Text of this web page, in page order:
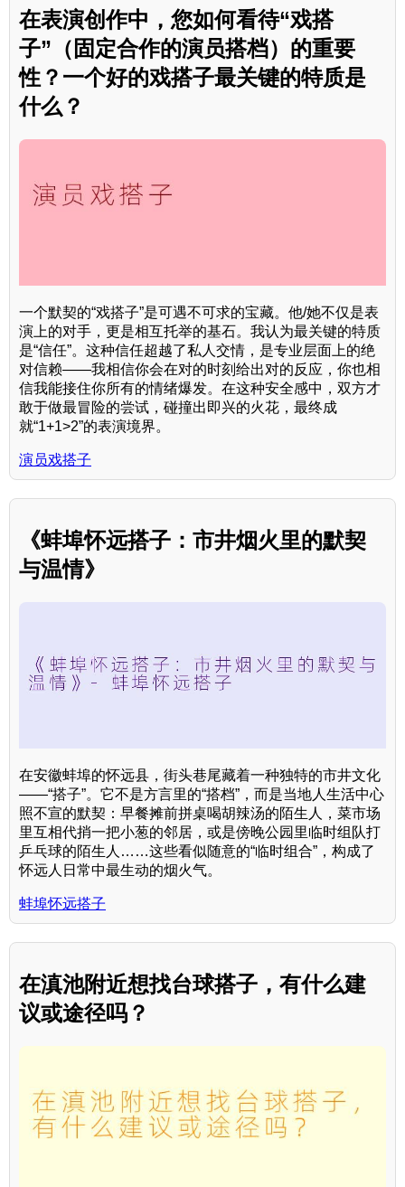
在表演创作中，您如何看待“戏搭
子”（固定合作的演员搭档）的重要
性？一个好的戏搭子最关键的特质是
什么？
一个默契的“戏搭子”是可遇不可求的宝藏。他/她不仅是表
演上的对手，更是相互托举的基石。我认为最关键的特质
是“信任”。这种信任超越了私人交情，是专业层面上的绝
对信赖——我相信你会在对的时刻给出对的反应，你也相
信我能接住你所有的情绪爆发。在这种安全感中，双方才
敢于做最冒险的尝试，碰撞出即兴的火花，最终成
就“1+1>2”的表演境界。
演员戏搭子
《蚌埠怀远搭子：市井烟火里的默契
与温情》
在安徽蚌埠的怀远县，街头巷尾藏着一种独特的市井文化
——“搭子”。它不是方言里的“搭档”，而是当地人生活中心
照不宣的默契：早餐摊前拼桌喝胡辣汤的陌生人，菜市场
里互相代捎一把小葱的邻居，或是傍晚公园里临时组队打
乒乓球的陌生人……这些看似随意的“临时组合”，构成了
怀远人日常中最生动的烟火气。
蚌埠怀远搭子
在滇池附近想找台球搭子，有什么建
议或途径吗？